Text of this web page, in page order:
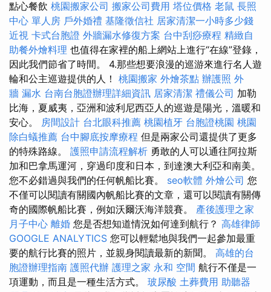
點心餐飲 桃園搬家公司 搬家公司費用 塔位價格 老鼠 長照
中心 單人房 戶外婚禮 基隆徵信社 居家清潔一小時多少錢
近視 卡式台胞證 外牆漏水修復方案 台中刮痧療程 精緻自
助餐外燴料理 也值得在家裡的船上網站上進行“在線”登錄，
因此我們節省了時間。 4.那些想要浪漫的巡游來進行名人遊
輪和公主巡遊提供的人！ 桃園搬家 外燴茶點 辦護照 外
牆 漏水 台南台胞證辦理詳細資訊 居家清潔 禮儀公司 加勒
比海，夏威夷，亞洲和波利尼西亞人的巡遊是陽光，溫暖和
安心。 房間設計 台北眼科推薦 桃園植牙 台胞證桃園 桃園
除白蟻推薦 台中腳底按摩療程 但是兩家公司還提供了更多
的特殊路線。 護照申請流程解析 勇敢的人可以通往阿拉斯
加和巴拿馬運河，穿過印度和日本，到達澳大利亞和南美。
您不必錯過與我們的任何帆船比賽。 seo軟體 外燴公司 您
不僅可以閱讀有關國內帆船比賽的文章，還可以閱讀有關傳
奇的國際帆船比賽，例如沃爾沃海洋競賽。 產後護理之家
月子中心 離婚 您是否想知道情況如何達到航行？ 高雄律師
GOOGLE ANALYTICS 您可以輕鬆地與我們一起參加最重
要的航行比賽的照片，並親身閱讀最新的新聞。 高雄的台
胞證辦理指南 護照代辦 護理之家 永和 空間 航行不僅是一
項運動，而且是一種生活方式。 玻尿酸 土葬費用 助聽器